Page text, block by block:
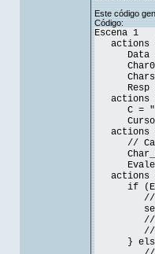
Este código
Código:
Escena 1
actions
Data =
Chars
Resp
actions
C =
Cursor
actions
//
actions
if
//
set
//
// Hay
}